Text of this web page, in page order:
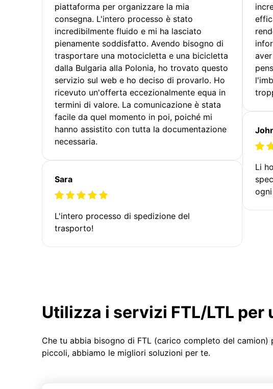
piattaforma per organizzare la mia
consegna. L'intero processo è stato
incredibilmente fluido e mi ha lasciato
pienamente soddisfatto. Avendo bisogno di
trasportare una motocicletta e una bicicletta
dalla Bulgaria alla Polonia, ho trovato questo
servizio sul web e ho deciso di provarlo. Ho
ricevuto un'offerta eccezionalmente equa in
termini di valore. La comunicazione è stata
facile da quel momento in poi, poiché mi
hanno assistito con tutta la documentazione
necessaria.
Sara
L'intero processo di spedizione del
trasporto!
Li
Utilizza i servizi FTL/LTL
Che tu abbia bisogno di FTL (carico completo del
piccoli, abbiamo le migliori soluzioni per te.